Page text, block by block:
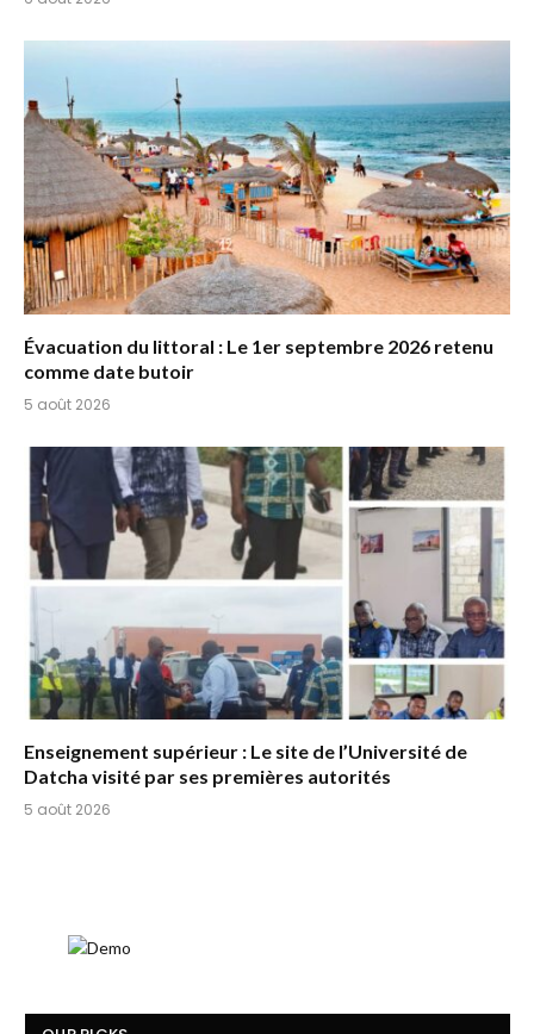
Évacuation du littoral : Le 1er septembre 2026 retenu
comme date butoir
5 août 2026
Enseignement supérieur : Le site de l’Université de
Datcha visité par ses premières autorités
5 août 2026